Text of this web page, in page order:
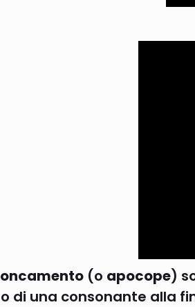
(o apocope)
di una consonante alla